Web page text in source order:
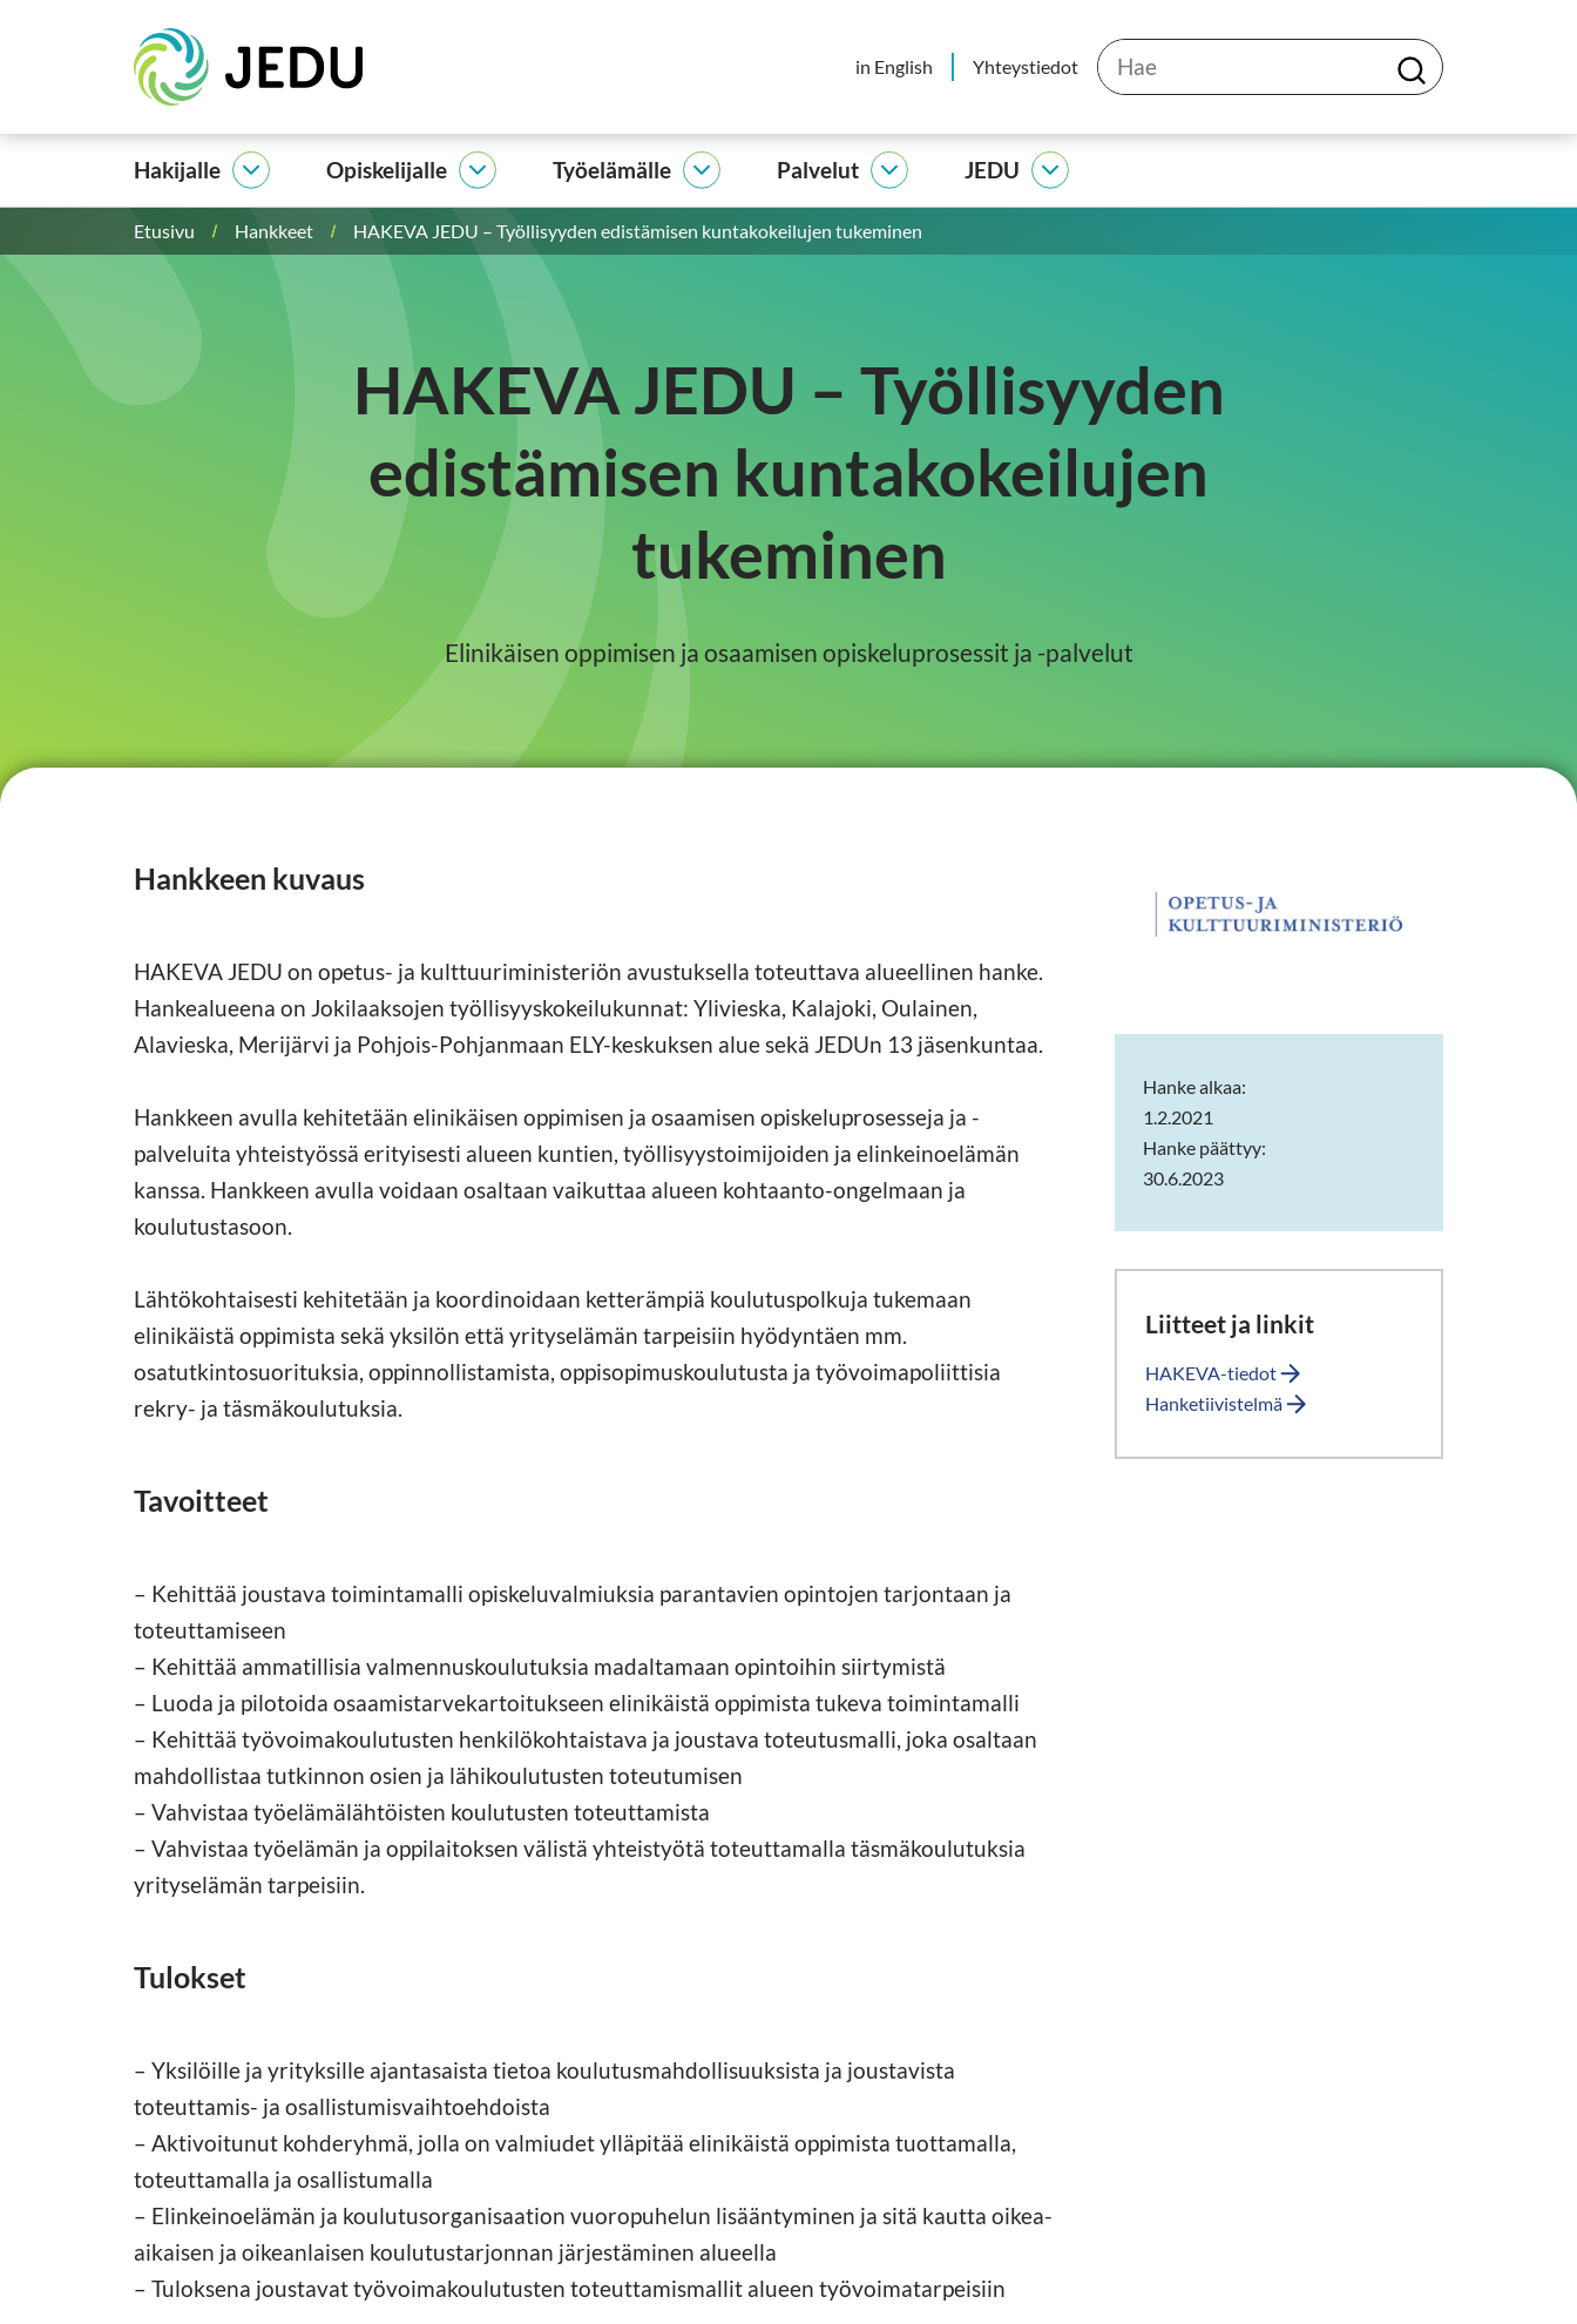
sisältöön
Etusivu
in English Yhteystiedot Hae
H
a
Hakijalle
Hakijalle
alasivut
Opiskelijalle
Opiskelijalle
alasivut
Työelämälle
Työelämälle
alasivut
Palvelut
Palvelut
alasivut
JEDU
JEDU
alasivut
Etusivu Hankkeet HAKEVA JEDU – Työllisyyden edistämisen kuntakokeilujen tukeminen
HAKEVA JEDU – Työllisyyden
edistämisen kuntakokeilujen
tukeminen
Elinikäisen oppimisen ja osaamisen opiskeluprosessit ja -palvelut
Hankkeen kuvaus
HAKEVA JEDU on opetus- ja kulttuuriministeriön avustuksella toteuttava alueellinen hanke.
Hankealueena on Jokilaaksojen työllisyyskokeilukunnat: Ylivieska, Kalajoki, Oulainen,
Alavieska, Merijärvi ja Pohjois-Pohjanmaan ELY-keskuksen alue sekä JEDUn 13 jäsenkuntaa.
Hankkeen avulla kehitetään elinikäisen oppimisen ja osaamisen opiskeluprosesseja ja -
palveluita yhteistyössä erityisesti alueen kuntien, työllisyystoimijoiden ja elinkeinoelämän
kanssa. Hankkeen avulla voidaan osaltaan vaikuttaa alueen kohtaanto-ongelmaan ja
koulutustasoon.
Lähtökohtaisesti kehitetään ja koordinoidaan ketterämpiä koulutuspolkuja tukemaan
elinikäistä oppimista sekä yksilön että yrityselämän tarpeisiin hyödyntäen mm.
osatutkintosuorituksia, oppinnollistamista, oppisopimuskoulutusta ja työvoimapoliittisia
rekry- ja täsmäkoulutuksia.
Tavoitteet
– Kehittää joustava toimintamalli opiskeluvalmiuksia parantavien opintojen tarjontaan ja
toteuttamiseen
– Kehittää ammatillisia valmennuskoulutuksia madaltamaan opintoihin siirtymistä
– Luoda ja pilotoida osaamistarvekartoitukseen elinikäistä oppimista tukeva toimintamalli
– Kehittää työvoimakoulutusten henkilökohtaistava ja joustava toteutusmalli, joka osaltaan
mahdollistaa tutkinnon osien ja lähikoulutusten toteutumisen
– Vahvistaa työelämälähtöisten koulutusten toteuttamista
– Vahvistaa työelämän ja oppilaitoksen välistä yhteistyötä toteuttamalla täsmäkoulutuksia
yrityselämän tarpeisiin.
Tulokset
– Yksilöille ja yrityksille ajantasaista tietoa koulutusmahdollisuuksista ja joustavista
toteuttamis- ja osallistumisvaihtoehdoista
– Aktivoitunut kohderyhmä, jolla on valmiudet ylläpitää elinikäistä oppimista tuottamalla,
toteuttamalla ja osallistumalla
– Elinkeinoelämän ja koulutusorganisaation vuoropuhelun lisääntyminen ja sitä kautta oikea-
aikaisen ja oikeanlaisen koulutustarjonnan järjestäminen alueella
– Tuloksena joustavat työvoimakoulutusten toteuttamismallit alueen työvoimatarpeisiin
Hanke alkaa:
1.2.2021
Hanke päättyy:
30.6.2023
Liitteet ja linkit
HAKEVA-tiedot
Hanketiivistelmä